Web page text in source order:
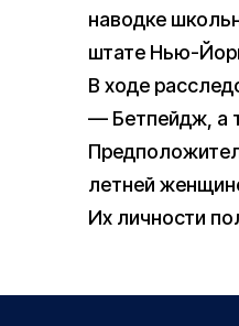
наводке
штате Нью-
В ходе
— Бетпейдж, а
летней
Их личности